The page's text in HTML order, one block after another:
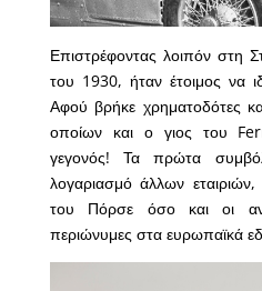
Επιστρέφοντας λοιπόν στη
του 1930, ήταν έτοιμος να
Αφού βρήκε χρηματοδότες
οποίων και ο γιος του
γεγονός! Τα πρώτα
λογαριασμό άλλων
του Πόρσε όσο και οι
περιώνυμες στα ευρωπαϊκά